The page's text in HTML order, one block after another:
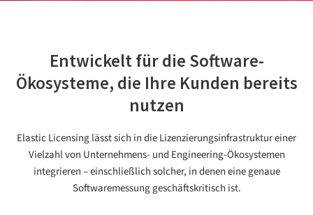
Entwickelt für die Software-
Ökosysteme, die Ihre Kunden bereits
nutzen
Elastic Licensing lässt sich in die Lizenzierungsinfrastruktur einer
Vielzahl von Unternehmens- und Engineering-Ökosystemen
integrieren – einschließlich solcher, in denen eine genaue
Softwaremessung geschäftskritisch ist.